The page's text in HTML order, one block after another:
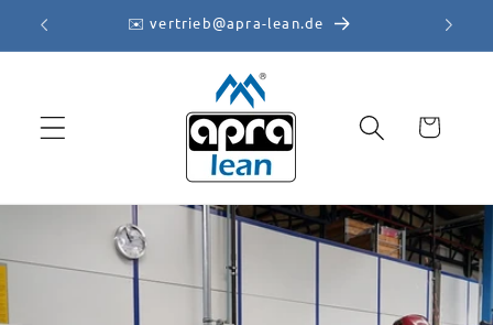
zum
Inhalt
✉️ vertrieb@apra-lean.de
Warenkorb